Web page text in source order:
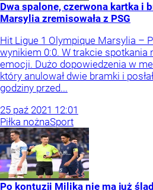
Dwa spalone, czerwona kartka i
Marsylia zremisowała z PSG
Hit Ligue 1 Olympique Marsylia –
wynikiem 0:0. W trakcie spotkania
emocji. Dużo dopowiedzenia w
który anulował dwie bramki i
godziny przed...
25 paź 2021 12:01
Piłka nożnaSport
Po kontuzji Milika nie ma już